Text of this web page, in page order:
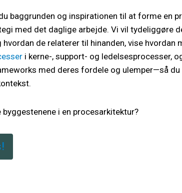
baggrunden og inspirationen til at forme en
med det daglige arbejde. Vi vil tydeliggøre
hvordan de relaterer til hinanden, vise hvordan
i kerne-, support- og ledelsesprocesser,
med deres fordele og ulemper—så
i en procesarkitektur?